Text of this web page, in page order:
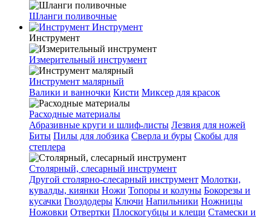
Шланги поливочные
Инструмент
Инструмент
Измерительный инструмент
Инструмент малярный
Валики и ванночки Кисти Миксер для красок
Расходные материалы
Абразивные круги и шлиф-листы Лезвия для ножей
Биты Пилы для лобзика Сверла и буры Скобы для
степлера
Столярный, слесарный инструмент
Другой столярно-слесарный инструмент Молотки,
кувалды, киянки Ножи Топоры и колуны Бокорезы и
кусачки Гвоздодеры Ключи Напильники Ножницы
Ножовки Отвертки Плоскогубцы и клещи Стамески и